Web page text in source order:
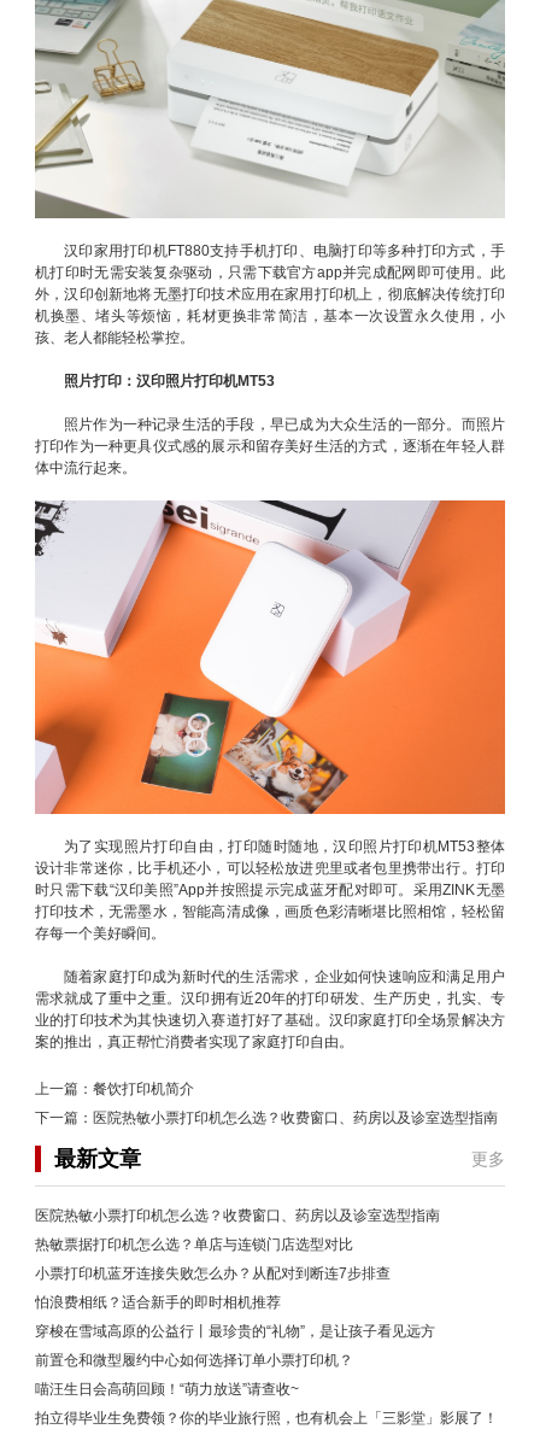
汉印家用打印机FT880支持手机打印、电脑打印等多种打印方式，手
机打印时无需安装复杂驱动，只需下载官方app并完成配网即可使用。此
外，汉印创新地将无墨打印技术应用在家用打印机上，彻底解决传统打印
机换墨、堵头等烦恼，耗材更换非常简洁，基本一次设置永久使用，小
孩、老人都能轻松掌控。
照片打印：汉印照片打印机MT53
照片作为一种记录生活的手段，早已成为大众生活的一部分。而照片
打印作为一种更具仪式感的展示和留存美好生活的方式，逐渐在年轻人群
体中流行起来。
为了实现照片打印自由，打印随时随地，汉印照片打印机MT53整体
设计非常迷你，比手机还小，可以轻松放进兜里或者包里携带出行。打印
时只需下载“汉印美照”App并按照提示完成蓝牙配对即可。采用ZINK无墨
打印技术，无需墨水，智能高清成像，画质色彩清晰堪比照相馆，轻松留
存每一个美好瞬间。
随着家庭打印成为新时代的生活需求，企业如何快速响应和满足用户
需求就成了重中之重。汉印拥有近20年的打印研发、生产历史，扎实、专
业的打印技术为其快速切入赛道打好了基础。汉印家庭打印全场景解决方
案的推出，真正帮忙消费者实现了家庭打印自由。
上一篇： 餐饮打印机简介
下一篇： 医院热敏小票打印机怎么选？收费窗口、药房以及诊室选型指南
最新文章 更多
医院热敏小票打印机怎么选？收费窗口、药房以及诊室选型指南
热敏票据打印机怎么选？单店与连锁门店选型对比
小票打印机蓝牙连接失败怎么办？从配对到断连7步排查
怕浪费相纸？适合新手的即时相机推荐
穿梭在雪域高原的公益行丨最珍贵的“礼物”，是让孩子看见远方
前置仓和微型履约中心如何选择订单小票打印机？
喵汪生日会高萌回顾！“萌力放送”请查收~
拍立得毕业生免费领？你的毕业旅行照，也有机会上「三影堂」影展了！